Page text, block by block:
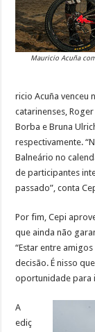
Mauricio Acuña
ricio Acuña venceu
catarinenses,
Borba e Bruna
respectivamente.
Balneário no
de participantes
passado”, conta
Por fim, Cepi
que ainda não
“Estar entre
decisão. É nisso
oportunidade para
A
ediç